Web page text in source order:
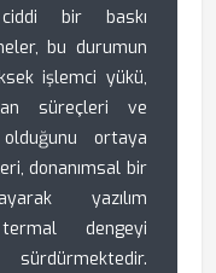
bir baskı
bu durumun
işlemci yükü,
süreçleri ve
ortaya
donanımsal bir
yazılım
termal dengeyi